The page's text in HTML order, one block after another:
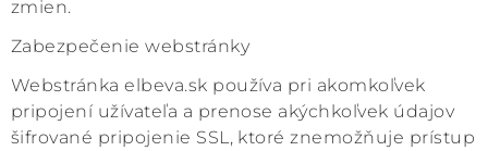
zmien.
Zabezpečenie webstránky
Webstránka elbeva.sk používa pri akomkoľvek
pripojení užívateľa a prenose akýchkoľvek údajov
šifrované pripojenie SSL, ktoré znemožňuje prístup